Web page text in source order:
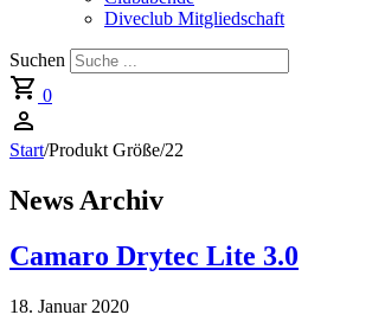
Diveclub Mitgliedschaft
Suchen
0
Start/Produkt Größe/22
News Archiv
Camaro Drytec Lite 3.0
18. Januar 2020